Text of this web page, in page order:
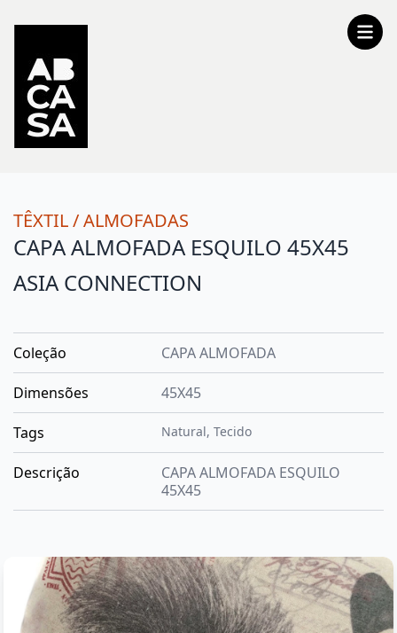
TÊXTIL/ALMOFADAS
CAPA ALMOFADA ESQUILO 45X45
ASIA CONNECTION
Coleção CAPA ALMOFADA
Dimensões 45X45
Tags Natural,Tecido
Descrição
CAPA ALMOFADA ESQUILO
45X45